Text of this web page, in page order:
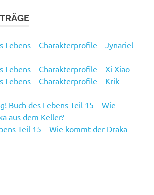
Lebens – Charakterprofile – Jynariel
Lebens – Charakterprofile – Xi Xiao
Lebens – Charakterprofile – Krik
Buch des Lebens Teil 15 – Wie
aus dem Keller?
Teil 15 – Wie kommt der Draka